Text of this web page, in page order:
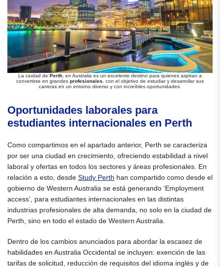
La ciudad de Perth , en Australia es un excelente destino para quienes aspiran a
convertirse en grandes profesionales , con el objetivo de estudiar y desarrollar sus
carreras en un entorno diverso y con increíbles oportunidades.
Oportunidades laborales para
estudiantes internacionales en Perth
Como compartimos en el apartado anterior, Perth se caracteriza
por ser una ciudad en crecimiento, ofreciendo estabilidad a nivel
laboral y ofertas en todos los sectores y áreas profesionales. En
relación a esto, desde Study Perth han compartido como desde el
gobierno de Western Australia se está generando ‘Employment
access’, para estudiantes internacionales en las distintas
industrias profesionales de alta demanda, no solo en la ciudad de
Perth, sino en todo el estado de Western Australia.
Dentro de los cambios anunciados para abordar la escasez de
habilidades en Australia Occidental se incluyen: exención de las
tarifas de solicitud, reducción de requisitos del idioma inglés y de